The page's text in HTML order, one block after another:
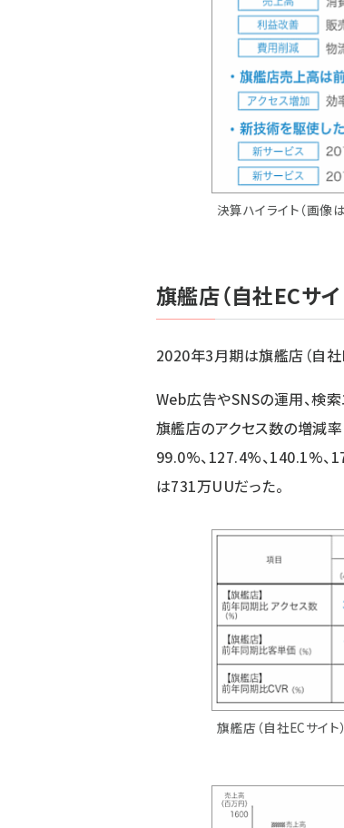
決算ハイライト（画
旗艦店（自社ECサ
2020年3月期は旗艦店（自社
Web広告やSNSの運用、検
旗艦店のアクセス数の増減
99.0%、127.4%、140.1%、
は731万UUだった。
旗艦店（自社ECサイ